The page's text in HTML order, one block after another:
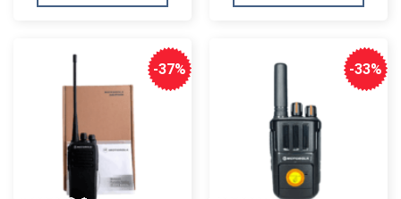
-37% -33%